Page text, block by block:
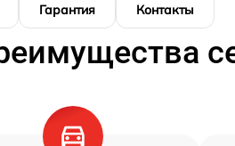
Гарантия Контакты